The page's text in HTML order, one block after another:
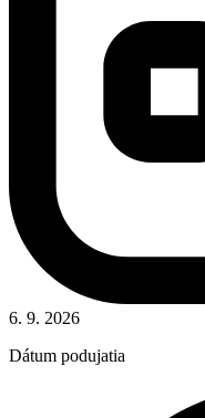
6. 9. 2026
Dátum podujatia